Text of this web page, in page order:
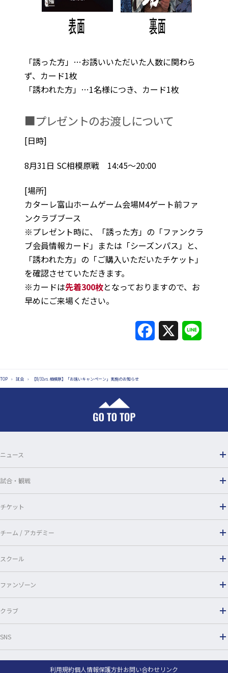
「誘った方」…お誘いいただいた人数に関わら
ず、カード1枚
「誘われた方」…1名様につき、カード1枚
■プレゼントのお渡しについて
[日時]
8月31日 SC相模原戦 14:45～20:00
[場所]
カターレ富山ホームゲーム会場M4ゲート前ファ
ンクラブブース
※プレゼント時に、「誘った方」の「ファンクラ
ブ会員情報カード」または「シーズンパス」と、
「誘われた方」の「ご購入いただいたチケット」
を確認させていただきます。
※カードは先着300枚となっておりますので、お
早めにご来場ください。
e
k
e
TOP › 試合 › 【8/31vs.相模原】「お誘いキャンペーン」実施のお知らせ
ニュース
試合・観戦
チケット
チーム / アカデミー
スクール
ファンゾーン
クラブ
SNS
利用規約個人情報保護方針お問い合わせリンク